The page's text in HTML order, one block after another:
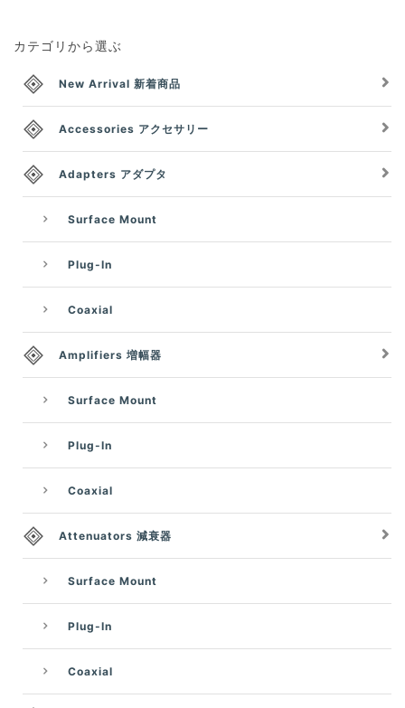
カテゴリから選ぶ
New Arrival 新着商品
Accessories アクセサリー
Adapters アダプタ
Surface Mount
Plug-In
Coaxial
Amplifiers 増幅器
Surface Mount
Plug-In
Coaxial
Attenuators 減衰器
Surface Mount
Plug-In
Coaxial